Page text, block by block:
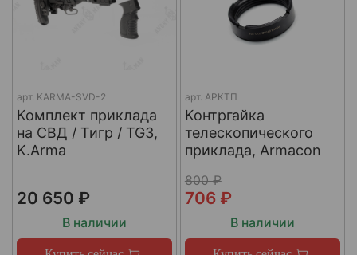
арт. KARMA-SVD-2
Комплект приклада
на СВД / Тигр / TG3,
K.Arma
20 650 ₽
В наличии
арт. АРКТП
Контргайка
телескопического
приклада, Armacon
800 ₽
706 ₽
В наличии